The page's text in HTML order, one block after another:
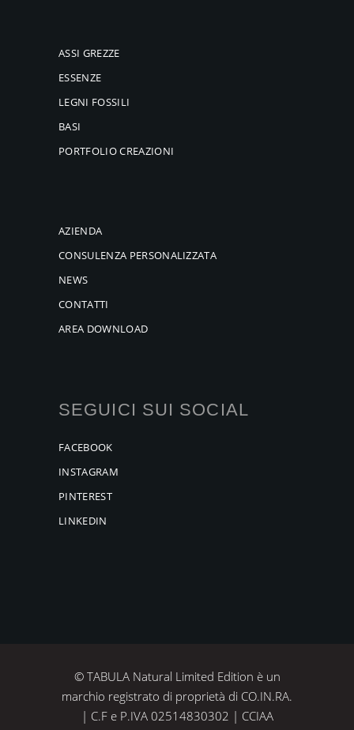
ASSI GREZZE
ESSENZE
LEGNI FOSSILI
BASI
PORTFOLIO CREAZIONI
AZIENDA
CONSULENZA PERSONALIZZATA
NEWS
CONTATTI
AREA DOWNLOAD
SEGUICI SUI SOCIAL
FACEBOOK
INSTAGRAM
PINTEREST
LINKEDIN
© TABULA Natural Limited Edition è un
marchio registrato di proprietà di CO.IN.RA.
| C.F e P.IVA 02514830302 | CCIAA